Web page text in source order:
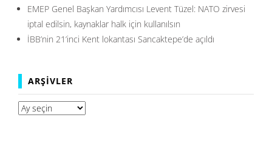
EMEP Genel Başkan Yardımcısı Levent Tüzel: NATO zirvesi
iptal edilsin, kaynaklar halk için kullanılsın
İBB’nin 21’inci Kent lokantası Sancaktepe’de açıldı
ARŞIVLER
Arşivler